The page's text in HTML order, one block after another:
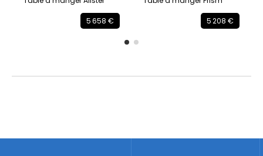
5 658 € 5 208 €